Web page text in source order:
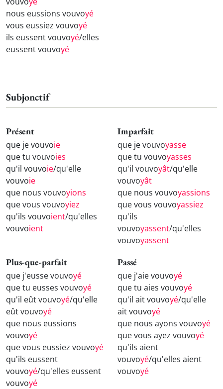
nous eussions vouvoyé
vous eussiez vouvoyé
ils eussent vouvoyé/elles
eussent vouvoyé
Subjonctif
Présent
que je vouvoie
que tu vouvoies
qu'il vouvoie/qu'elle
vouvoie
que nous vouvoyions
que vous vouvoyiez
qu'ils vouvoient/qu'elles
vouvoient
Imparfait
que je vouvoyasse
que tu vouvoyasses
qu'il vouvoyât/qu'elle
vouvoyât
que nous vouvoyassions
que vous vouvoyassiez
qu'ils
vouvoyassent/qu'elles
vouvoyassent
Plus-que-parfait
que j'eusse vouvoyé
que tu eusses vouvoyé
qu'il eût vouvoyé/qu'elle
eût vouvoyé
que nous eussions
vouvoyé
que vous eussiez vouvoyé
qu'ils eussent
vouvoyé/qu'elles eussent
vouvoyé
Passé
que j'aie vouvoyé
que tu aies vouvoyé
qu'il ait vouvoyé/qu'elle
ait vouvoyé
que nous ayons vouvoyé
que vous ayez vouvoyé
qu'ils aient
vouvoyé/qu'elles aient
vouvoyé